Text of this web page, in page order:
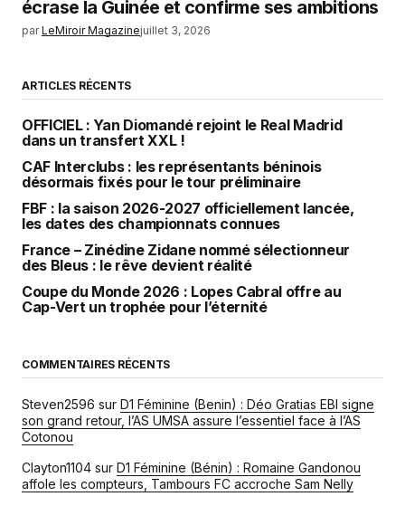
écrase la Guinée et confirme ses ambitions
par LeMiroir Magazinejuillet 3, 2026
ARTICLES RÉCENTS
OFFICIEL : Yan Diomandé rejoint le Real Madrid
dans un transfert XXL !
CAF Interclubs : les représentants béninois
désormais fixés pour le tour préliminaire
FBF : la saison 2026-2027 officiellement lancée,
les dates des championnats connues
France – Zinédine Zidane nommé sélectionneur
des Bleus : le rêve devient réalité
Coupe du Monde 2026 : Lopes Cabral offre au
Cap-Vert un trophée pour l’éternité
COMMENTAIRES RÉCENTS
Steven2596 sur D1 Féminine (Benin) : Déo Gratias EBI signe
son grand retour, l’AS UMSA assure l’essentiel face à l’AS
Cotonou
Clayton1104 sur D1 Féminine (Bénin) : Romaine Gandonou
affole les compteurs, Tambours FC accroche Sam Nelly